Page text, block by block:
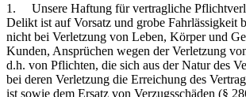
1. Unsere Haftung für vertragliche
Delikt ist auf Vorsatz und grobe Fahrlässigkeit
nicht bei Verletzung von Leben, Körper und
Kunden, Ansprüchen wegen der Verletzung
d.h. von Pflichten, die sich aus der Natur des
bei deren Verletzung die Erreichung des
ist sowie dem Ersatz von Verzugsschäden (§